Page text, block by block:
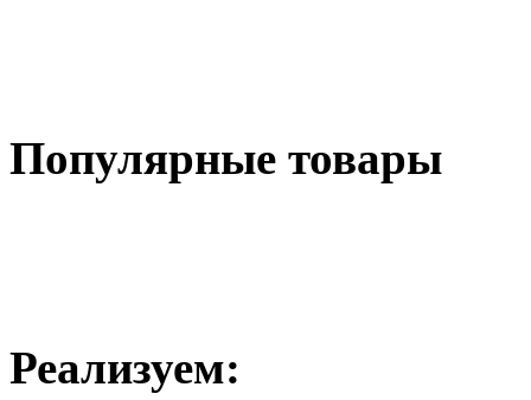
Популярные товары
Реализуем: